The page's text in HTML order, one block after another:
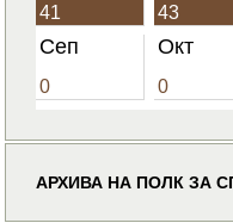
41 43
Сеп
0
Окт
0
АРХИВА НА ПОЛК ЗА